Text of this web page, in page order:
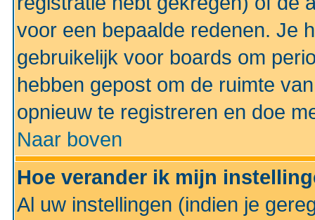
voor een bepaalde redenen. Je
gebruikelijk voor boards om
hebben gepost om de ruimte
opnieuw te registreren en doe
Naar boven
Hoe verander ik mijn
Al uw instellingen (indien je